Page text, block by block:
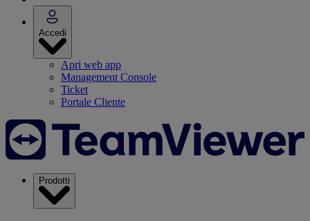
Accedi
Apri web app
Management Console
Ticket
Portale Cliente
Prodotti